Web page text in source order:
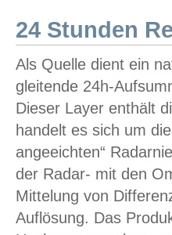
24 Stunden
Als Quelle dient ein
gleitende 24h-
Dieser Layer enthält
handelt es sich um
angeeichten“
der Radar- mit den
Mittelung von
Auflösung. Das